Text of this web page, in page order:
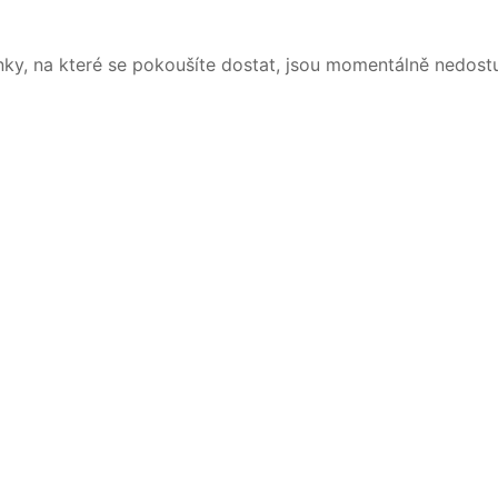
na které se pokoušíte dostat, jsou momentálně